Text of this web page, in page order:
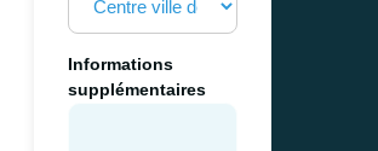
Informations
supplémentaires